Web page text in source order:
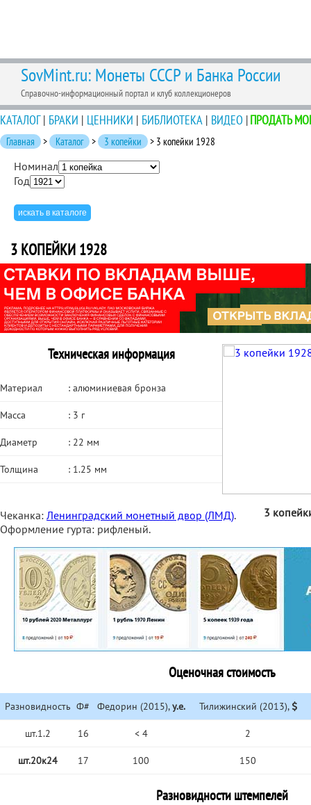
SovMint.ru: Монеты СССР и Банка России
Справочно-информационный портал и клуб коллекционеров
КАТАЛОГ| БРАКИ | ЦЕННИКИ | БИБЛИОТЕКА | ВИДЕО |ПРОДАТЬ
Главная > Каталог > 3 копейки > 3 копейки 1928
Номинал
Год
3 КОПЕЙКИ 1928
Техническая информация
Материал : алюминиевая бронза
Масса : 3 г
Диаметр : 22 мм
Толщина : 1.25 мм
3
Чеканка: Ленинградский монетный двор (ЛМД).
Оформление гурта: рифленый.
Оценочная стоимость
Разновидность Ф# Федорин (2015),у.е. Тилижинский (2013),
шт.1.2 16 < 4 2
шт.20к24 17 100 150
Разновидности штемпелей